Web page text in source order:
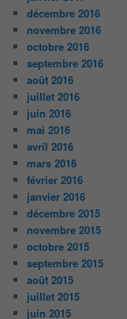
décembre 2016
novembre 2016
octobre 2016
septembre 2016
août 2016
juillet 2016
juin 2016
mai 2016
avril 2016
mars 2016
février 2016
janvier 2016
décembre 2015
novembre 2015
octobre 2015
septembre 2015
août 2015
juillet 2015
juin 2015